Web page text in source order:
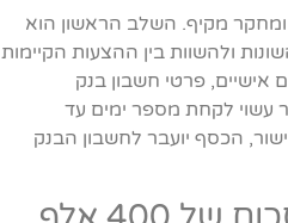
דורש הכנה ומחקר מקיף. השלב הראשון הוא
ולהשוות בין ההצעות הקיימות
פרטי חשבון בנק
עשוי לקחת מספר ימים עד
הכסף יועבר לחשבון הבנק